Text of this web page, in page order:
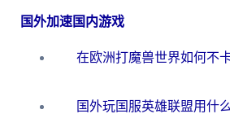
国外加速国内游戏